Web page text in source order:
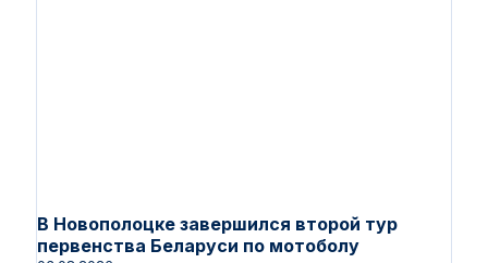
В Новополоцке завершился второй тур
первенства Беларуси по мотоболу